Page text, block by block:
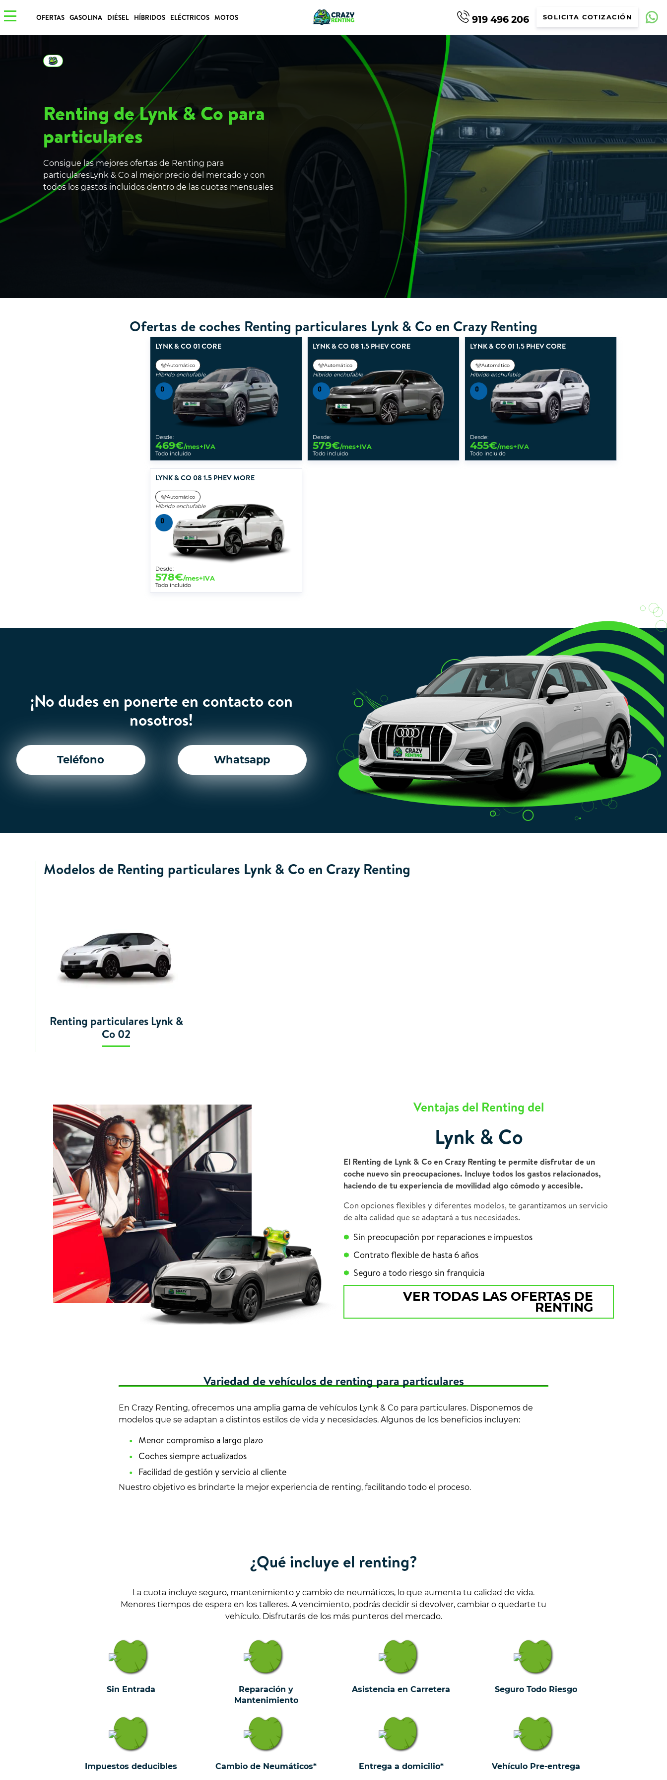
OFERTAS GASOLINA DIÉSEL HÍBRIDOS ELÉCTRICOS MOTOS 919 496 206 SOLICITA COTIZACIÓN
Renting de Lynk & Co para
particulares
Consigue las mejores ofertas de Renting para
particularesLynk & Co al mejor precio del mercado y con
todos los gastos incluidos dentro de las cuotas mensuales
Ofertas de coches Renting particulares Lynk & Co en Crazy Renting
LYNK & CO 01 CORE
Automático
Híbrido enchufable
Desde:
469€/mes+IVA
Todo incluido
LYNK & CO 08 1.5 PHEV CORE
Automático
Híbrido enchufable
Desde:
579€/mes+IVA
Todo incluido
LYNK & CO 01 1.5 PHEV CORE
Automático
Híbrido enchufable
Desde:
455€/mes+IVA
Todo incluido
LYNK & CO 08 1.5 PHEV MORE
Automático
Híbrido enchufable
Desde:
578€/mes+IVA
Todo incluido
¡No dudes en ponerte en contacto con
nosotros!
Teléfono Whatsapp
Modelos de Renting particulares Lynk & Co en Crazy Renting
Renting particulares Lynk &
Co 02
Ventajas del Renting del
Lynk & Co
El Renting de Lynk & Co en Crazy Renting te permite disfrutar de un
coche nuevo sin preocupaciones. Incluye todos los gastos relacionados,
haciendo de tu experiencia de movilidad algo cómodo y accesible.
Con opciones flexibles y diferentes modelos, te garantizamos un servicio
de alta calidad que se adaptará a tus necesidades.
Sin preocupación por reparaciones e impuestos
Contrato flexible de hasta 6 años
Seguro a todo riesgo sin franquicia
VER TODAS LAS OFERTAS DE
RENTING
Variedad de vehículos de renting para particulares
En Crazy Renting, ofrecemos una amplia gama de vehículos Lynk & Co para particulares. Disponemos de
modelos que se adaptan a distintos estilos de vida y necesidades. Algunos de los beneficios incluyen:
Menor compromiso a largo plazo
Coches siempre actualizados
Facilidad de gestión y servicio al cliente
Nuestro objetivo es brindarte la mejor experiencia de renting, facilitando todo el proceso.
¿Qué incluye el renting?
La cuota incluye seguro, mantenimiento y cambio de neumáticos, lo que aumenta tu calidad de vida.
Menores tiempos de espera en los talleres. A vencimiento, podrás decidir si devolver, cambiar o quedarte tu
vehículo. Disfrutarás de los más punteros del mercado.
Sin Entrada
Reparación y
Mantenimiento
Asistencia en Carretera Seguro Todo Riesgo
Impuestos deducibles Cambio de Neumáticos* Entrega a domicilio* Vehículo Pre-entrega